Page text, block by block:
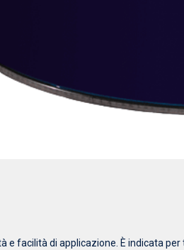
facilità di applicazione. È indicata